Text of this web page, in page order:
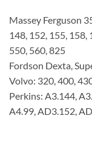
Massey Ferguson
148, 152, 155, 158,
550, 560, 825
Fordson Dexta,
Volvo: 320, 400,
Perkins: A3.144,
A4.99, AD3.152,